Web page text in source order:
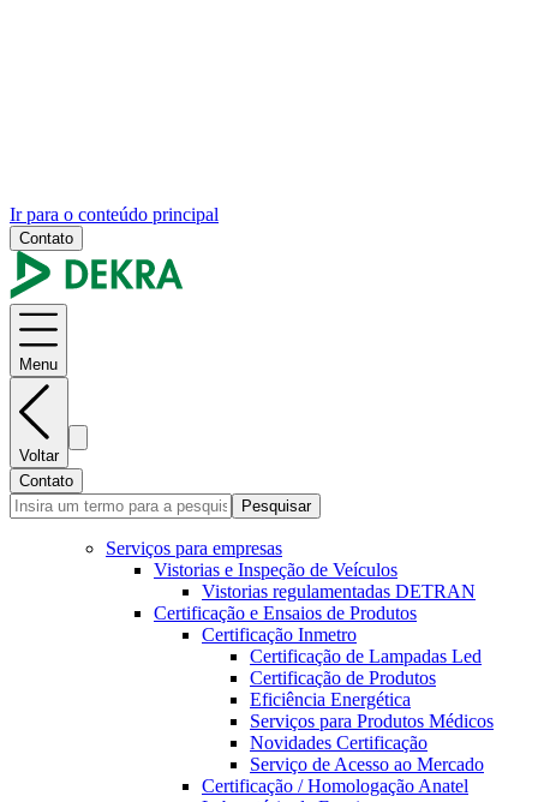
Ir para o conteúdo principal
Contato
Menu
Voltar
Contato
Pesquisar
Serviços para empresas
Vistorias e Inspeção de Veículos
Vistorias regulamentadas DETRAN
Certificação e Ensaios de Produtos
Certificação Inmetro
Certificação de Lampadas Led
Certificação de Produtos
Eficiência Energética
Serviços para Produtos Médicos
Novidades Certificação
Serviço de Acesso ao Mercado
Certificação / Homologação Anatel